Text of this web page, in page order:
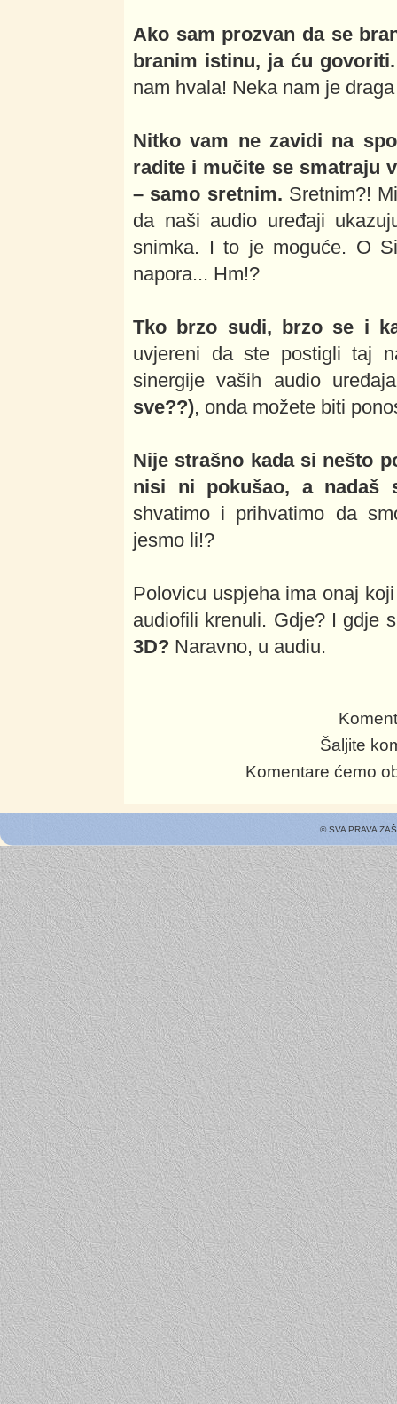
Ako sam prozvan da se
branim istinu, ja ću govoriti.
nam hvala! Neka nam je
Nitko vam ne zavidi na
radite i mučite se smatraju
– samo sretnim. Sretnim?!
da naši audio uređaji
snimka. I to je moguće. O
napora... Hm!?
Tko brzo sudi, brzo se i
uvjereni da ste postigli taj
sinergije vaših audio
sve??), onda možete biti
Nije strašno kada si nešto
nisi ni pokušao, a nadaš
shvatimo i prihvatimo da
jesmo li!?
Polovicu uspjeha ima onaj
audiofili krenuli. Gdje? I gdje
3D? Naravno, u audiu.
Šaljite
Komentare ćemo
© SVA PRAVA